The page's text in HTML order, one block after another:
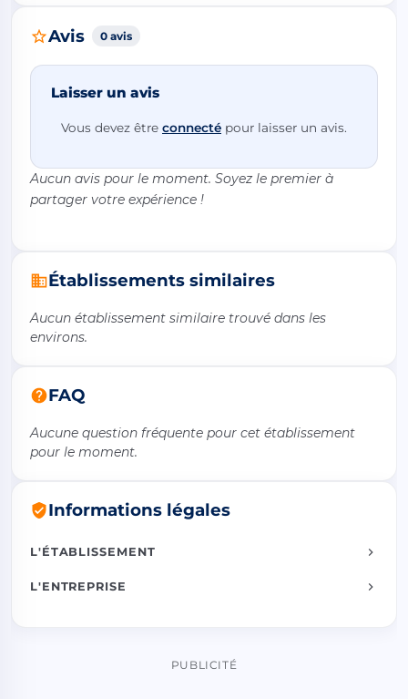
Avis 0 avis
Laisser un avis
Vous devez être connecté pour laisser un avis.
Aucun avis pour le moment. Soyez le premier à
partager votre expérience !
Établissements similaires
Aucun établissement similaire trouvé dans les
environs.
FAQ
Aucune question fréquente pour cet établissement
pour le moment.
Informations légales
L'ÉTABLISSEMENT
L'ENTREPRISE
PUBLICITÉ